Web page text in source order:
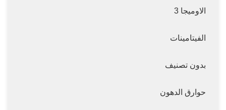
الاوميجا 3
الفيتامينات
بدون تصنيف
حوارق الدهون